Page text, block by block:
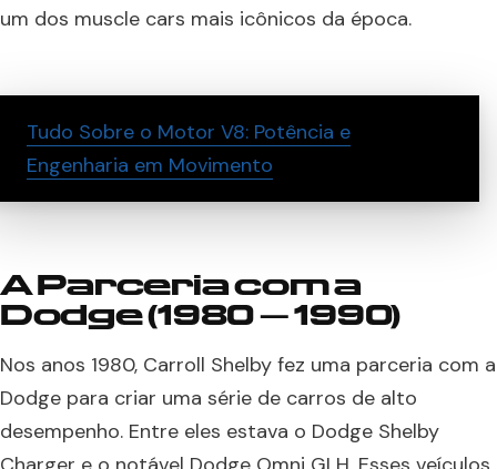
um dos muscle cars mais icônicos da época.
Tudo Sobre o Motor V8: Potência e
Engenharia em Movimento
A Parceria com a
Dodge (1980 – 1990)
Nos anos 1980, Carroll Shelby fez uma parceria com a
Dodge para criar uma série de carros de alto
desempenho. Entre eles estava o Dodge Shelby